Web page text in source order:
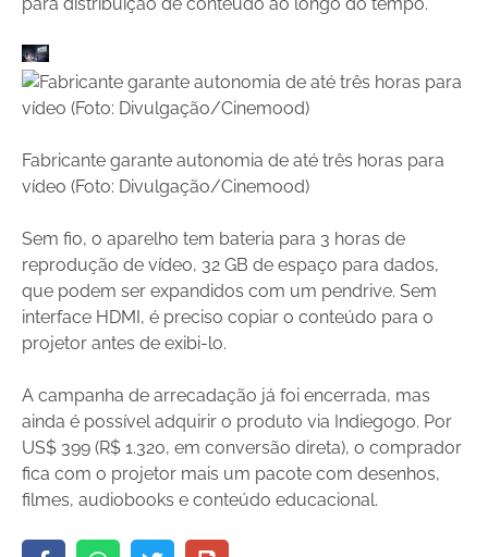
Fabricante garante autonomia de até três horas para
vídeo (Foto: Divulgação/Cinemood)
Sem fio, o aparelho tem bateria para 3 horas de
reprodução de vídeo, 32 GB de espaço para dados,
que podem ser expandidos com um pendrive. Sem
interface HDMI, é preciso copiar o conteúdo para o
projetor antes de exibi-lo.
A campanha de arrecadação já foi encerrada, mas
ainda é possível adquirir o produto via Indiegogo. Por
US$ 399 (R$ 1.320, em conversão direta), o comprador
fica com o projetor mais um pacote com desenhos,
filmes, audiobooks e conteúdo educacional.